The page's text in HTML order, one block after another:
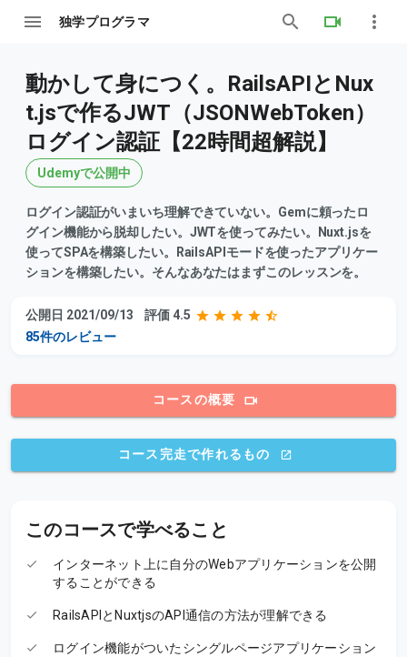
独学プログラマ
動かして身につく。RailsAPIとNux
t.jsで作るJWT（JSONWebToken）
ログイン認証【22時間超解説】
Udemyで公開中
ログイン認証がいまいち理解できていない。Gemに頼ったロ
グイン機能から脱却したい。JWTを使ってみたい。Nuxt.jsを
使ってSPAを構築したい。RailsAPIモードを使ったアプリケー
ションを構築したい。そんなあなたはまずこのレッスンを。
公開日 2021/09/13
評価 4.5
85件のレビュー
コースの概要
コース完走で作れるもの
このコースで学べること
インターネット上に自分のWebアプリケーションを公開
することができる
RailsAPIとNuxtjsのAPI通信の方法が理解できる
ログイン機能がついたシングルページアプリケーション